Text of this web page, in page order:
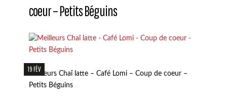
coeur – Petits Béguins
19 FÉV
Meilleurs Chaï latte – Café Lomi – Coup de coeur –
Petits Béguins